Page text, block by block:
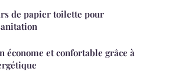
de papier toilette pour
économe et confortable grâce à